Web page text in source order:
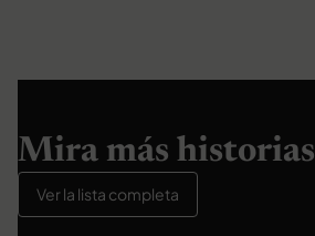
Mira más historias
Ver la lista completa